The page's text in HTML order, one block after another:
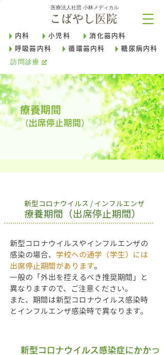
こばやし医院
医療法人社団 小林メディカル
内科 小児科
消化器内科
呼吸器内科
循環器内科 糖尿病内科
訪問診療
療養期間
（出席停止期間）
新型コロナウイルス / インフルエンザ
療養期間（出席停止期間）
新型コロナウイルスやインフルエンザの
感染の場合、 学校への通学（学生）には
出席停止期間があります。
一般の「外出を控えるべき推奨期間」と
異なりますので、ご注意ください。
また、期間は新型コロナウイルス感染時
とインフルエンザ感染時で異なります。
新型コロナウイルス感染症にかかっ